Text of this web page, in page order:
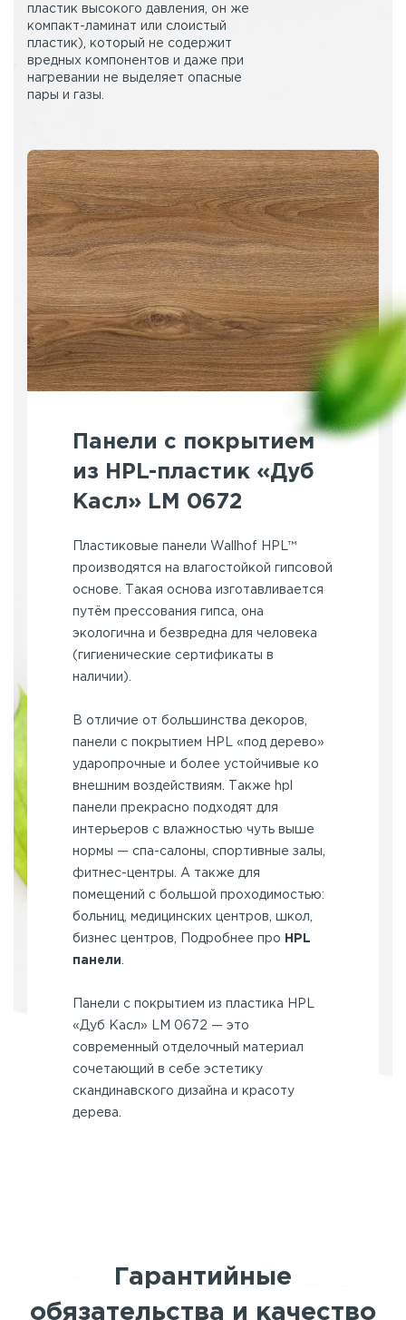
пластик высокого давления, он же
компакт-ламинат или слоистый
пластик), который не содержит
вредных компонентов и даже при
нагревании не выделяет опасные
пары и газы.
Панели с покрытием
из HPL-пластик «Дуб
Касл» LM 0672
Пластиковые панели Wallhof HPL™
производятся на влагостойкой гипсовой
основе. Такая основа изготавливается
путём прессования гипса, она
экологична и безвредна для человека
(гигиенические сертификаты в
наличии).
В отличие от большинства декоров,
панели с покрытием HPL «под дерево»
ударопрочные и более устойчивые ко
внешним воздействиям. Также hpl
панели прекрасно подходят для
интерьеров с влажностью чуть выше
нормы — спа-салоны, спортивные залы,
фитнес-центры. А также для
помещений с большой проходимостью:
больниц, медицинских центров, школ,
бизнес центров, Подробнее про
HPL
панели
Панели с покрытием из пластика HPL
«Дуб Касл» LM 0672 — это
современный отделочный материал
сочетающий в себе эстетику
скандинавского дизайна и красоту
дерева.
Гарантийные
обязательства и качество